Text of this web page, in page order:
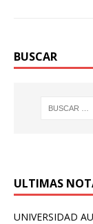
BUSCAR
ULTIMAS
UNIVERSIDAD